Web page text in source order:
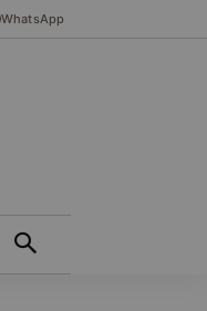
WhatsApp